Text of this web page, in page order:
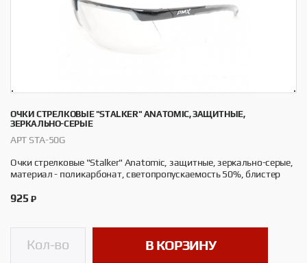
ОЧКИ СТРЕЛКОВЫЕ "STALKER" ANATOMIC, ЗАЩИТНЫЕ,
ЗЕРКАЛЬНО-СЕРЫЕ
АРТ STA-50G
Очки стрелковые "Stalker" Anatomic, защитные, зеркально-серые,
материал - поликарбонат, светопропускаемость 50%, блистер
925 ₽
В КОРЗИНУ